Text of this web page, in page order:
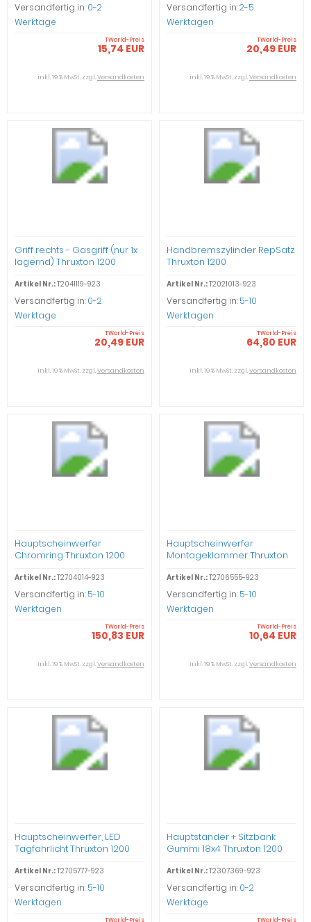
Versandfertig in: 0-2
Werktage
TWorld-Preis
15,74 EUR
inkl. 19 % MwSt. zzgl.Versandkosten
Versandfertig in:2-5
Werktagen
TWorld-Preis
20,49 EUR
inkl. 19 % MwSt. zzgl.Versandkosten
Griff rechts - Gasgriff (nur 1x
lagernd) Thruxton 1200
Artikel Nr.:T2041119-923
Versandfertig in: 0-2
Werktage
TWorld-Preis
20,49 EUR
inkl. 19 % MwSt. zzgl.Versandkosten
Handbremszylinder RepSatz
Thruxton 1200
Artikel Nr.:T2021013-923
Versandfertig in: 5-10
Werktagen
TWorld-Preis
64,80 EUR
inkl. 19 % MwSt. zzgl.Versandkosten
Hauptscheinwerfer
Chromring Thruxton 1200
Artikel Nr.:T2704014-923
Versandfertig in: 5-10
Werktagen
TWorld-Preis
150,83 EUR
inkl. 19 % MwSt. zzgl.Versandkosten
Hauptscheinwerfer
Montageklammer Thruxton
Artikel Nr.:T2706555-923
Versandfertig in: 5-10
Werktagen
TWorld-Preis
10,64 EUR
inkl. 19 % MwSt. zzgl.Versandkosten
Hauptscheinwerfer, LED
Tagfahrlicht Thruxton 1200
Artikel Nr.:T2705777-923
Versandfertig in: 5-10
Werktagen
TWorld-Preis
Hauptständer + Sitzbank
Gummi 18x4 Thruxton 1200
Artikel Nr.:T2307369-923
Versandfertig in: 0-2
Werktage
TWorld-Preis